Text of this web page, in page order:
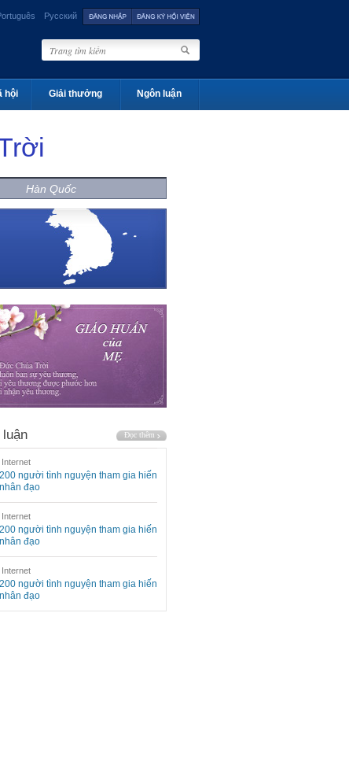
Русский
hội Giải thưởng Ngôn luận
Hàn Quốc
luận
Internet
người tình nguyện tham gia hiến
đạo
Internet
người tình nguyện tham gia hiến
đạo
Internet
người tình nguyện tham gia hiến
đạo